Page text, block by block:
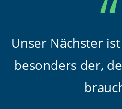
Unser Nächster
besonders der,